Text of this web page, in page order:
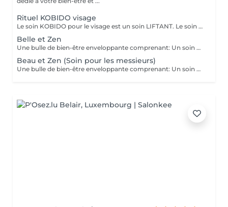
Rituel KOBIDO visage
Le soin KOBIDO pour le visage est un soin LIFTANT. Le soin dure 1h15, et vous permettra de lifter complètement votre visage. Il est idéal de venir démaquillé pour commencer ce rituel. La praticienne commencera par un enchaînement de serviettes chaudes, puis viendra stimuler les cellules avec un instrument le RIDOKI. Suivi d'un massage doux avec des techniques de massage spécifiques au Kobido. Puis elle effectura des points de pressions sur les méridiens, pour terminer avec un passage au ROULEAU DE JADE. Laissez-vous porter par ce rituel anti-âge d'exeption à la fois relaxant et liftant.
Belle et Zen
Une bulle de bien-être enveloppante comprenant: Un soin du visage nettoyant et hydratant d'une durée de 60 minutes. (Démaquillage, gommage, extraction des comédons, massage visage, masque et crème de soin) Une manucure ( Limage, la pousse et coupe des cuticules, gommage et massage avec crème de soin. Base transparente comprise si souhaitée) Un massage relaxant des pieds ou des mains d'une durée de 20 minutes
Beau et Zen (Soin pour les messieurs)
Une bulle de bien-être enveloppante comprenant: Un soin visage éclat d'une durée de 50 minutes adapté à votre type de peau (Nettoyage, gommage, extraction des comédons, massage visage, masque et crème de soin) Un massage relaxant du dos d'une durée de 20 minutes. Une manucure ( Limage, la pousse et coupe des cuticules, gommage et massage avec crème de soin)